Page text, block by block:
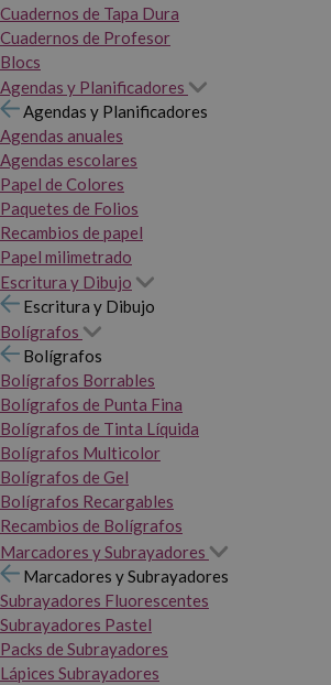
Cuadernos de Tapa Dura
Cuadernos de Profesor
Blocs
Agendas y Planificadores
Agendas y Planificadores
Agendas anuales
Agendas escolares
Papel de Colores
Paquetes de Folios
Recambios de papel
Papel milimetrado
Escritura y Dibujo
Escritura y Dibujo
Bolígrafos
Bolígrafos
Bolígrafos Borrables
Bolígrafos de Punta Fina
Bolígrafos de Tinta Líquida
Bolígrafos Multicolor
Bolígrafos de Gel
Bolígrafos Recargables
Recambios de Bolígrafos
Marcadores y Subrayadores
Marcadores y Subrayadores
Subrayadores Fluorescentes
Subrayadores Pastel
Packs de Subrayadores
Lápices Subrayadores